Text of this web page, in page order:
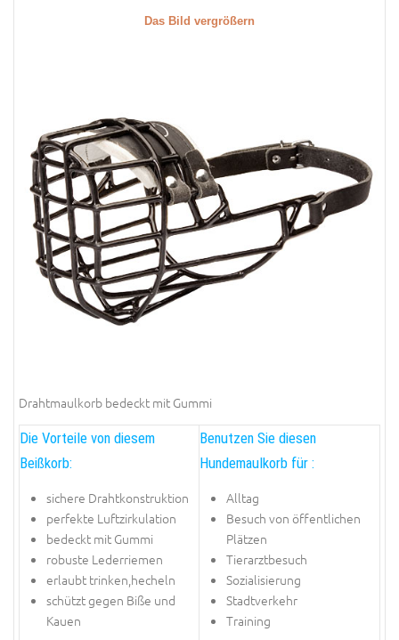
Das Bild vergrößern
Drahtmaulkorb bedeckt mit Gummi
Die Vorteile von diesem
Beißkorb:
sichere Drahtkonstruktion
perfekte Luftzirkulation
bedeckt mit Gummi
robuste Lederriemen
erlaubt trinken,hecheln
schützt gegen Biße und
Kauen
Benutzen Sie diesen
Hundemaulkorb für :
Alltag
Besuch von öffentlichen
Plätzen
Tierarztbesuch
Sozialisierung
Stadtverkehr
Training